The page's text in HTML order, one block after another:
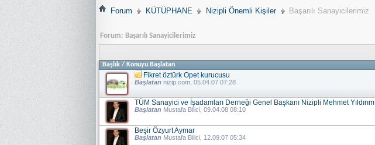
Forum KÜTÜPHANE Nizipli Önemli Kişiler Başarılı Sanayicilerimiz
Forum: Başarılı Sanayicilerimiz
Başlık / Konuyu Başlatan
Fikret öztürk Opet kurucusu
Başlatan nizip.com, 05.04.07 07:28
TÜM Sanayici ve İşadamları Derneği Genel Başkanı Nizipli Mehmet Yıldırım
Başlatan Mustafa Bilici, 09.04.08 08:10
Beşir Özyurt Aymar
Başlatan Mustafa Bilici, 12.09.07 05:34